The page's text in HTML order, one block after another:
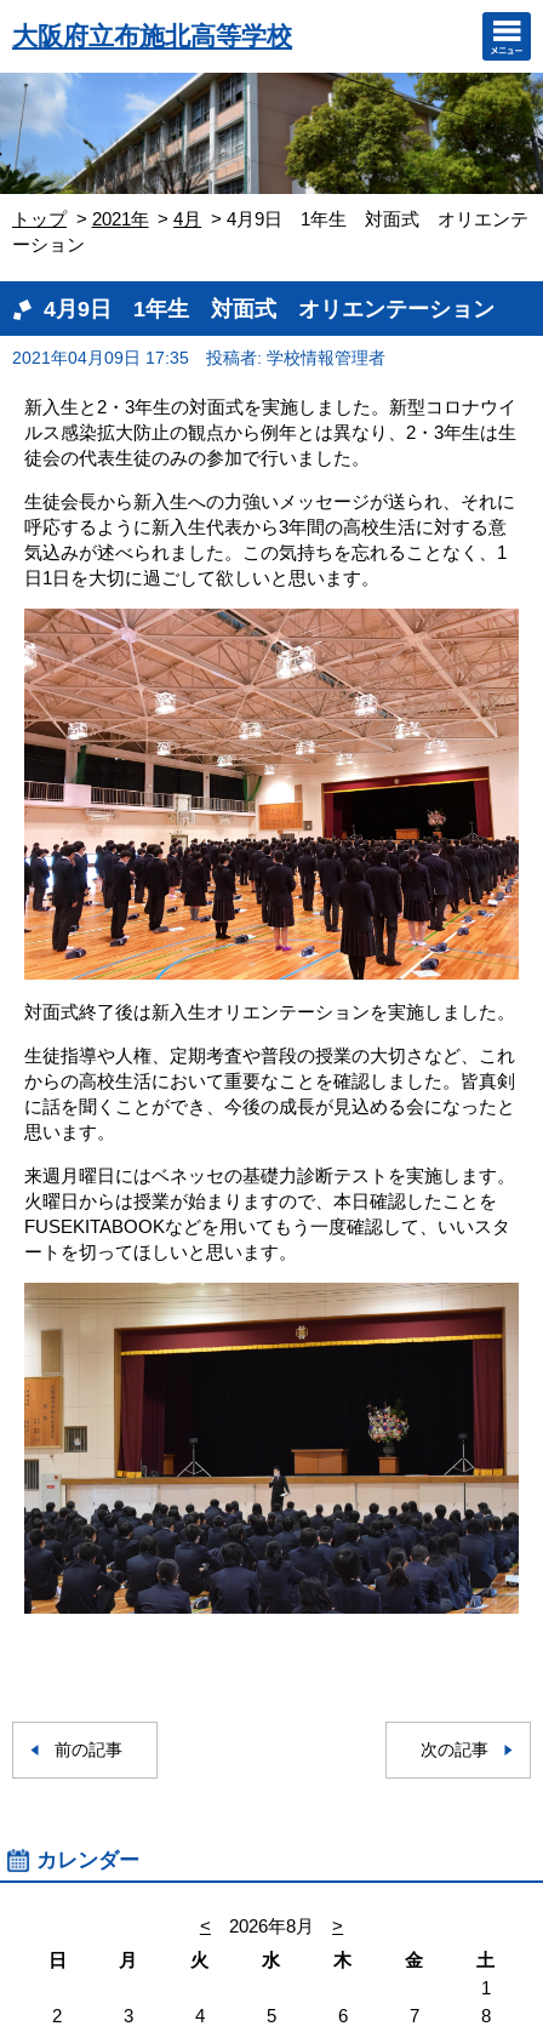
大阪府立布施北高等学校
トップ 2021年 4月
4月9日 1年生 対面式 オリエンテ
ーション
4月9日 1年生 対面式 オリエンテーション
2021年04月09日 17:35 投稿者: 学校情報管理者
新入生と2・3年生の対面式を実施しました。新型コロナウイ
ルス感染拡大防止の観点から例年とは異なり、2・3年生は生
徒会の代表生徒のみの参加で行いました。
生徒会長から新入生への力強いメッセージが送られ、それに
呼応するように新入生代表から3年間の高校生活に対する意
気込みが述べられました。この気持ちを忘れることなく、1
日1日を大切に過ごして欲しいと思います。
対面式終了後は新入生オリエンテーションを実施しました。
生徒指導や人権、定期考査や普段の授業の大切さなど、これ
からの高校生活において重要なことを確認しました。皆真剣
に話を聞くことができ、今後の成長が見込める会になったと
思います。
来週月曜日にはベネッセの基礎力診断テストを実施します。
火曜日からは授業が始まりますので、本日確認したことを
FUSEKITABOOKなどを用いてもう一度確認して、いいスタ
ートを切ってほしいと思います。
前の記事 次の記事
カレンダー
< 2026年8月
>
日
月 火 水 木 金
土
1
2
3 4 5 6 7
8